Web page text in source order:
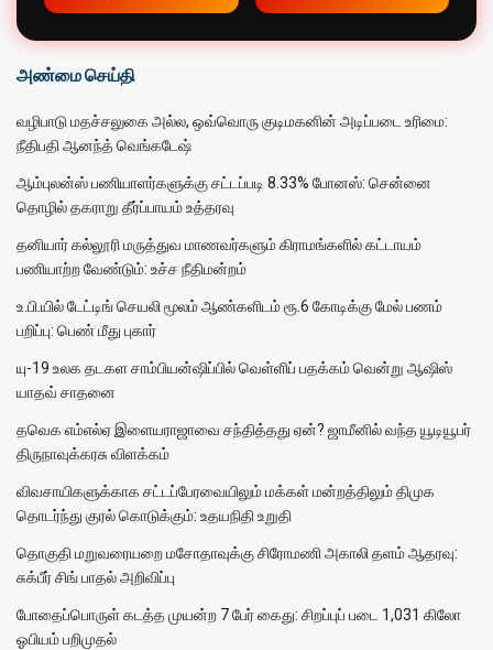
அண்மை செய்தி
வழிபாடு மதச்சலுகை அல்ல, ஒவ்வொரு குடிமகனின் அடிப்படை உரிமை:
நீதிபதி ஆனந்த் வெங்கடேஷ்
ஆம்புலன்ஸ் பணியாளர்களுக்கு சட்டப்படி 8.33% போனஸ்: சென்னை
தொழில் தகராறு தீர்ப்பாயம் உத்தரவு
தனியார் கல்லூரி மருத்துவ மாணவர்களும் கிராமங்களில் கட்டாயம்
பணியாற்ற வேண்டும்: உச்ச நீதிமன்றம்
உ.பி.யில் டேட்டிங் செயலி மூலம் ஆண்களிடம் ரூ.6 கோடிக்கு மேல் பணம்
பறிப்பு: பெண் மீது புகார்
யு-19 உலக தடகள சாம்பியன்ஷிப்பில் வெள்ளிப் பதக்கம் வென்று ஆஷிஸ்
யாதவ் சாதனை
தவெக எம்எல்ஏ இளையராஜாவை சந்தித்தது ஏன்? ஜாமீனில் வந்த யூடியூபர்
திருநாவுக்கரசு விளக்கம்
விவசாயிகளுக்காக சட்டப்பேரவையிலும் மக்கள் மன்றத்திலும் திமுக
தொடர்ந்து குரல் கொடுக்கும்: உதயநிதி உறுதி
தொகுதி மறுவரையறை மசோதாவுக்கு சிரோமணி அகாலி தளம் ஆதரவு:
சுக்பீர் சிங் பாதல் அறிவிப்பு
போதைப்பொருள் கடத்த முயன்ற 7 பேர் கைது: சிறப்புப் படை 1,031 கிலோ
ஓபியம் பறிமுதல்